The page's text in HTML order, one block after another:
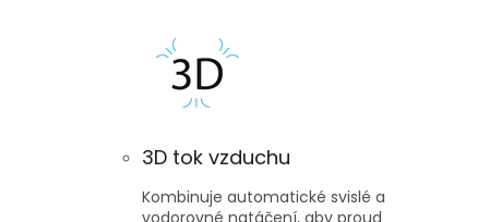
3D tok vzduchu
Kombinuje automatické svislé a